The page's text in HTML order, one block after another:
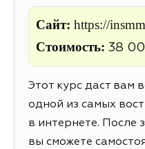
Сайт: https://
Стоимость: 38
Этот курс даст вам
одной из самых
в интернете. После
вы сможете